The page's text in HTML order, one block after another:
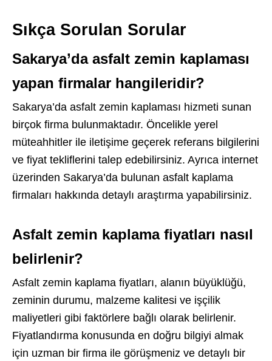
Sıkça Sorulan Sorular
Sakarya’da asfalt zemin kaplaması
yapan firmalar hangileridir?
Sakarya’da asfalt zemin kaplaması hizmeti sunan
birçok firma bulunmaktadır. Öncelikle yerel
müteahhitler ile iletişime geçerek referans bilgilerini
ve fiyat tekliflerini talep edebilirsiniz. Ayrıca internet
üzerinden Sakarya’da bulunan asfalt kaplama
firmaları hakkında detaylı araştırma yapabilirsiniz.
Asfalt zemin kaplama fiyatları nasıl
belirlenir?
Asfalt zemin kaplama fiyatları, alanın büyüklüğü,
zeminin durumu, malzeme kalitesi ve işçilik
maliyetleri gibi faktörlere bağlı olarak belirlenir.
Fiyatlandırma konusunda en doğru bilgiyi almak
için uzman bir firma ile görüşmeniz ve detaylı bir